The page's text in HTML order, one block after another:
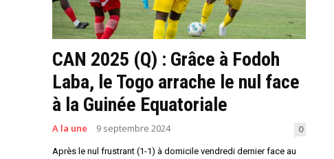
CAN 2025 (Q) : Grâce à Fodoh
Laba, le Togo arrache le nul face
à la Guinée Equatoriale
A la une 9 septembre 2024 0
Après le nul frustrant (1-1) à domicile vendredi dernier face au